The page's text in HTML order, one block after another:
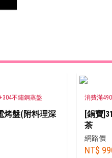
不鏽鋼蒸盤
烤盤(附料理深
消費滿
[鍋寶
茶
網路價
NT$